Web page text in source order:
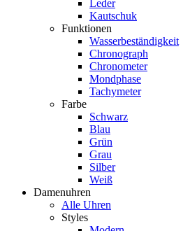
Leder
Kautschuk
Funktionen
Wasserbeständigkeit
Chronograph
Chronometer
Mondphase
Tachymeter
Farbe
Schwarz
Blau
Grün
Grau
Silber
Weiß
Damenuhren
Alle Uhren
Styles